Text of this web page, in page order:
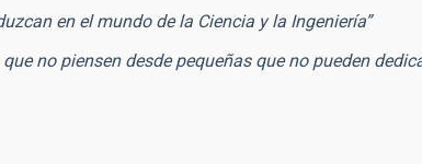
en el mundo de la Ciencia y la Ingeniería”
no piensen desde pequeñas que no pueden